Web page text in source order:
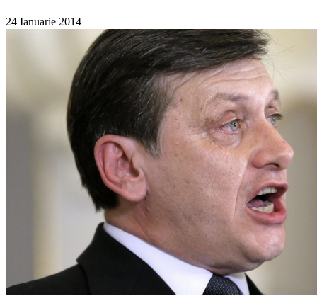
24 Ianuarie 2014